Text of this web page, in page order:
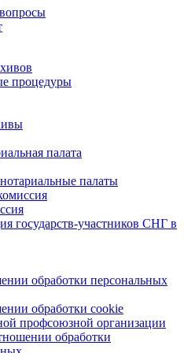
процедуры
палата
палаты
государств-участников СНГ в
обработки персональных
обработки cookie
профсоюзной организации
обработки